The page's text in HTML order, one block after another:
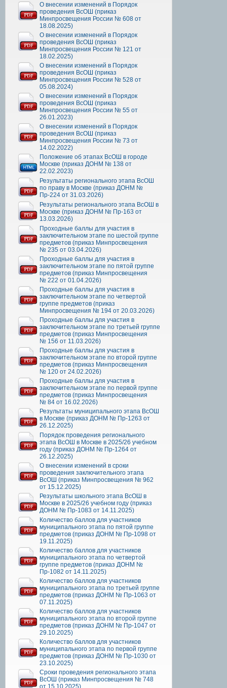
О внесении изменений в Порядок
проведения ВсОШ (приказ
Минпросвещения России № 608 от
18.08.2025)
О внесении изменений в Порядок
проведения ВсОШ (приказ
Минпросвещения России № 121 от
18.02.2025)
О внесении изменений в Порядок
проведения ВсОШ (приказ
Минпросвещения России № 528 от
05.08.2024)
О внесении изменений в Порядок
проведения ВсОШ (приказ
Минпросвещения России № 55 от
26.01.2023)
О внесении изменений в Порядок
проведения ВсОШ (приказ
Минпросвещения России № 73 от
14.02.2022)
Положение об этапах ВсОШ в городе
Москве (приказ ДОНМ № 138 от
22.02.2023)
Результаты регионального этапа ВсОШ
по праву в Москве (приказ ДОНМ №
Пр-224 от 31.03.2026)
Результаты регионального этапа ВсОШ в
Москве (приказ ДОНМ № Пр-163 от
13.03.2026)
Проходные баллы для участия в
заключительном этапе по шестой группе
предметов (приказ Минпросвещения
№ 235 от 03.04.2026)
Проходные баллы для участия в
заключительном этапе по пятой группе
предметов (приказ Минпросвещения
№ 222 от 01.04.2026)
Проходные баллы для участия в
заключительном этапе по четвертой
группе предметов (приказ
Минпросвещения № 194 от 20.03.2026)
Проходные баллы для участия в
заключительном этапе по третьей группе
предметов (приказ Минпросвещения
№ 156 от 11.03.2026)
Проходные баллы для участия в
заключительном этапе по второй группе
предметов (приказ Минпросвещения
№ 120 от 24.02.2026)
Проходные баллы для участия в
заключительном этапе по первой группе
предметов (приказ Минпросвещения
№ 84 от 16.02.2026)
Результаты муниципального этапа ВсОШ
в Москве (приказ ДОНМ № Пр-1263 от
26.12.2025)
Порядок проведения регионального
этапа ВсОШ в Москве в 2025/26 учебном
году (приказ ДОНМ № Пр-1264 от
26.12.2025)
О внесении изменений в сроки
проведения заключительного этапа
ВсОШ (приказ Минпросвещения № 962
от 15.12.2025)
Результаты школьного этапа ВсОШ в
Москве в 2025/26 учебном году (приказ
ДОНМ № Пр-1083 от 14.11.2025)
Количество баллов для участников
муниципального этапа по пятой группе
предметов (приказ ДОНМ № Пр-1098 от
19.11.2025)
Количество баллов для участников
муниципального этапа по четвертой
группе предметов (приказ ДОНМ №
Пр-1082 от 14.11.2025)
Количество баллов для участников
муниципального этапа по третьей группе
предметов (приказ ДОНМ № Пр-1063 от
07.11.2025)
Количество баллов для участников
муниципального этапа по второй группе
предметов (приказ ДОНМ № Пр-1047 от
29.10.2025)
Количество баллов для участников
муниципального этапа по первой группе
предметов (приказ ДОНМ № Пр-1030 от
23.10.2025)
Сроки проведения регионального этапа
ВсОШ (приказ Минпросвещения № 748
от 15.10.2025)